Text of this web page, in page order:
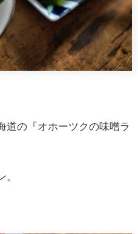
道の『オホーツクの味噌ラ